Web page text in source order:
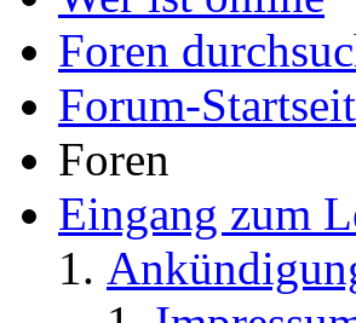
Foren
Forum-
Foren
Eingang zum